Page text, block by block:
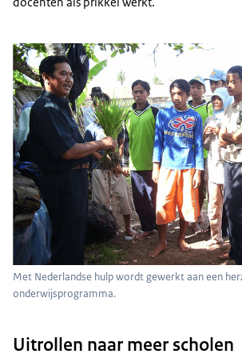
Met Nederlandse hulp wordt gewerkt aan een
onderwijsprogramma.
Uitrollen naar meer scholen